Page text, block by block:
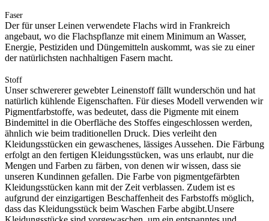
Faser
Der für unser Leinen verwendete Flachs wird in Frankreich
angebaut, wo die Flachspflanze mit einem Minimum an Wasser,
Energie, Pestiziden und Düngemitteln auskommt, was sie zu einer
der natürlichsten nachhaltigen Fasern macht.
Stoff
Unser schwererer gewebter Leinenstoff fällt wunderschön und hat
natürlich kühlende Eigenschaften. Für dieses Modell verwenden wir
Pigmentfarbstoffe, was bedeutet, dass die Pigmente mit einem
Bindemittel in die Oberfläche des Stoffes eingeschlossen werden,
ähnlich wie beim traditionellen Druck. Dies verleiht den
Kleidungsstücken ein gewaschenes, lässiges Aussehen. Die Färbung
erfolgt an den fertigen Kleidungsstücken, was uns erlaubt, nur die
Mengen und Farben zu färben, von denen wir wissen, dass sie
unseren Kundinnen gefallen. Die Farbe von pigmentgefärbten
Kleidungsstücken kann mit der Zeit verblassen. Zudem ist es
aufgrund der einzigartigen Beschaffenheit des Farbstoffs möglich,
dass das Kleidungsstück beim Waschen Farbe abgibt.Unsere